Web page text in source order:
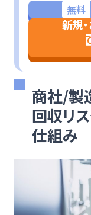
無料
新規
商社/製
回収リ
仕組み